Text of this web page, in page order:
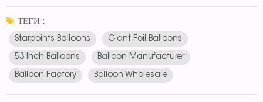
ТЕГИ :
Starpoints Balloons Giant Foil Balloons
53 Inch Balloons Balloon Manufacturer
Balloon Factory Balloon Wholesale